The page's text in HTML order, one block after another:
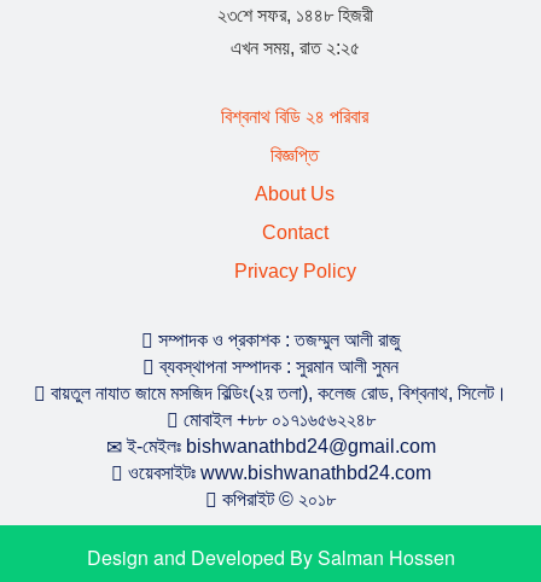
বিশ্বনাথে প্রবাসী বাবুল মিয়ার উদ্যোগে শতাধিক শিক্ষার্থীর মাঝে
শিক্ষা সামগ্রী বিতরণ
যুক্তরাজ্য ‘হাল ও ইস্ট রাইডিং’ যুবদলের পূর্ণাঙ্গ কমিটি : যুগ্ম
অভিযোগ
বিদায় নিলেন সিলেটের ডিসি সারওয়ার আলম, ভারপ্রাপ্ত দায়িত্বে
পিংকি সাহা
বিশ্বনাথ-জগন্নাথপুর উপ-পরিষদের নির্বাচনে সভাপতি পদে তৈমুছ
সম্পাদক পদে সিতাব নির্বাচিত
২৩শে সফর, ১৪৪৮ হিজরী
এখন সময়, রাত ২:২৫
বিশ্বনাথ বিডি ২৪ পরিবার
বিজ্ঞপ্তি
About Us
Contact
Privacy Policy
সম্পাদক ও প্রকাশক : তজম্মুল আলী রাজু
ব্যবস্থাপনা সম্পাদক : সুরমান আলী সুমন
বায়তুল নাযাত জামে মসজিদ বিল্ডিং(২য় তলা), কলেজ রোড, বিশ্বনাথ, সিলেট।
মোবাইল +৮৮ ০১৭১৬৫৬২২৪৮
ই-মেইলঃ bishwanathbd24@gmail.com
ওয়েবসাইটঃ www.bishwanathbd24.com
কপিরাইট © ২০১৮
Design and Developed BySalman Hossen